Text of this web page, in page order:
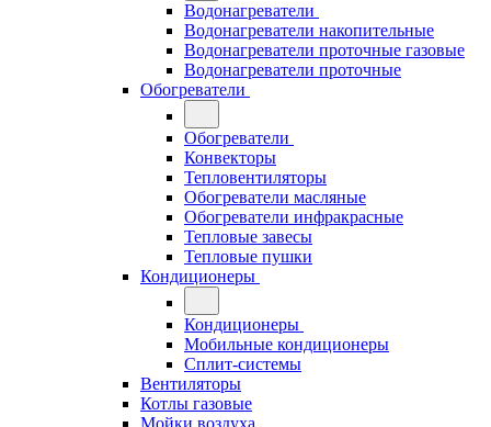
Водонагреватели
Водонагреватели накопительные
Водонагреватели проточные газовые
Водонагреватели проточные
Обогреватели
Обогреватели
Конвекторы
Тепловентиляторы
Обогреватели масляные
Обогреватели инфракрасные
Тепловые завесы
Тепловые пушки
Кондиционеры
Кондиционеры
Мобильные кондиционеры
Сплит-системы
Вентиляторы
Котлы газовые
Мойки воздуха